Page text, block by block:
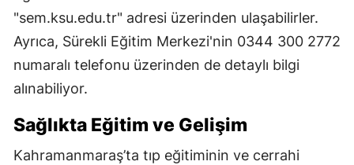
"sem.ksu.edu.tr" adresi üzerinden ulaşabilirler.
Ayrıca, Sürekli Eğitim Merkezi'nin 0344 300 2772
numaralı telefonu üzerinden de detaylı bilgi
alınabiliyor.
Sağlıkta Eğitim ve Gelişim
Kahramanmaraş’ta tıp eğitiminin ve cerrahi